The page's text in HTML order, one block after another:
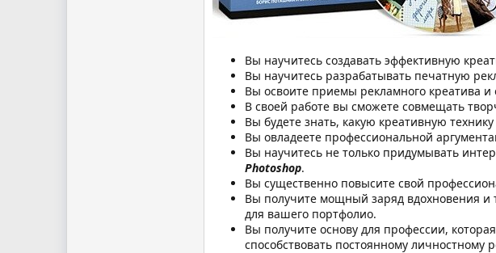
Вы научитесь создавать эффективную
Вы научитесь разрабатывать печатную
Вы освоите приемы рекламного креатива
В своей работе вы сможете совмещать
Вы будете знать, какую креативную
Вы овладеете профессиональной
Вы научитесь не только придумывать
Photoshop.
Вы существенно повысите свой
Вы получите мощный заряд вдохновения и
для вашего портфолио.
Вы получите основу для профессии,
способствовать постоянному личностному